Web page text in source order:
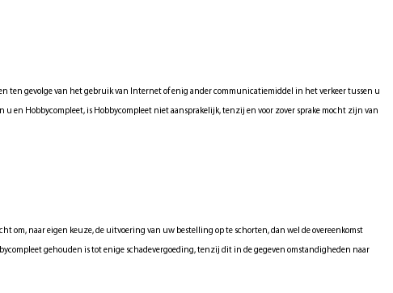
ten gevolge van het gebruik van Internet of enig ander communicatiemiddel in het verkeer tussen u
en Hobbycompleet, is Hobbycompleet niet aansprakelijk, tenzij en voor zover sprake mocht zijn van
om, naar eigen keuze, de uitvoering van uw bestelling op te schorten, dan wel de overeenkomst
gehouden is tot enige schadevergoeding, tenzij dit in de gegeven omstandigheden naar